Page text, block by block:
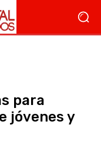
para
jóvenes y